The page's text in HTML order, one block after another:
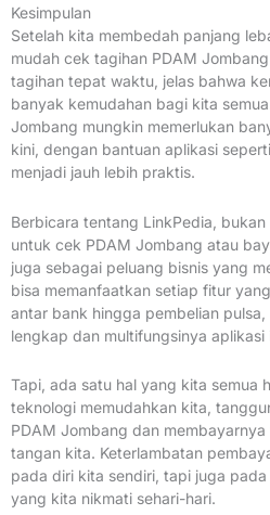
Kesimpulan
Setelah kita membedah panjang
mudah cek tagihan PDAM
tagihan tepat waktu, jelas bahwa
banyak kemudahan bagi kita
Jombang mungkin memerlukan
kini, dengan bantuan aplikasi
menjadi jauh lebih praktis.
Berbicara tentang LinkPedia,
untuk cek PDAM Jombang atau
juga sebagai peluang bisnis yang
bisa memanfaatkan setiap fitur
antar bank hingga pembelian
lengkap dan multifungsinya aplikasi
Tapi, ada satu hal yang kita semua
teknologi memudahkan kita,
PDAM Jombang dan
tangan kita. Keterlambatan
pada diri kita sendiri, tapi juga
yang kita nikmati sehari-hari.